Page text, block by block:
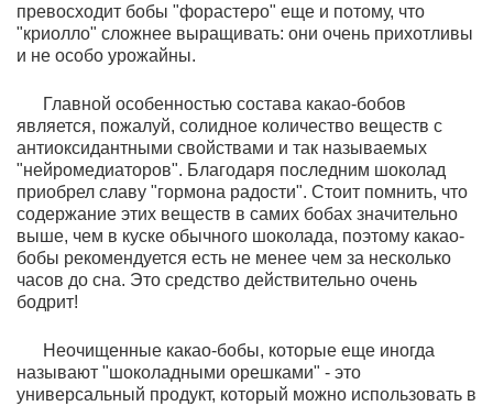
превосходит бобы "форастеро" еще и потому, что
"криолло" сложнее выращивать: они очень прихотливы
и не особо урожайны.
Главной особенностью состава какао-бобов
является, пожалуй, солидное количество веществ с
антиоксидантными свойствами и так называемых
"нейромедиаторов". Благодаря последним шоколад
приобрел славу "гормона радости". Стоит помнить, что
содержание этих веществ в самих бобах значительно
выше, чем в куске обычного шоколада, поэтому какао-
бобы рекомендуется есть не менее чем за несколько
часов до сна. Это средство действительно очень
бодрит!
Неочищенные какао-бобы, которые еще иногда
называют "шоколадными орешками" - это
универсальный продукт, который можно использовать в